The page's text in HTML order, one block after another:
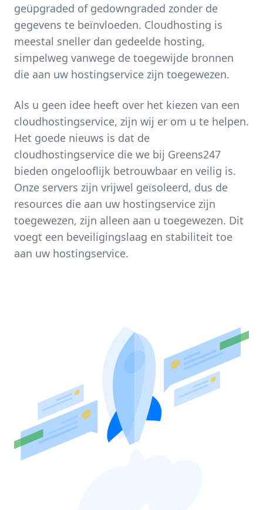
geüpgraded of gedowngraded zonder de
gegevens te beïnvloeden. Cloudhosting is
meestal sneller dan gedeelde hosting,
simpelweg vanwege de toegewijde bronnen
die aan uw hostingservice zijn toegewezen.
Als u geen idee heeft over het kiezen van een
cloudhostingservice, zijn wij er om u te helpen.
Het goede nieuws is dat de
cloudhostingservice die we bij Greens247
bieden ongelooflijk betrouwbaar en veilig is.
Onze servers zijn vrijwel geïsoleerd, dus de
resources die aan uw hostingservice zijn
toegewezen, zijn alleen aan u toegewezen. Dit
voegt een beveiligingslaag en stabiliteit toe
aan uw hostingservice.